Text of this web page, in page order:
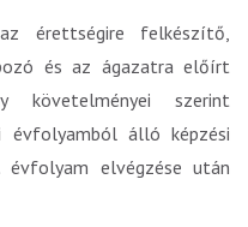
érettségire felkészítő,
és az ágazatra előírt
követelményei szerint
évfolyamból álló képzési
elvégzése után